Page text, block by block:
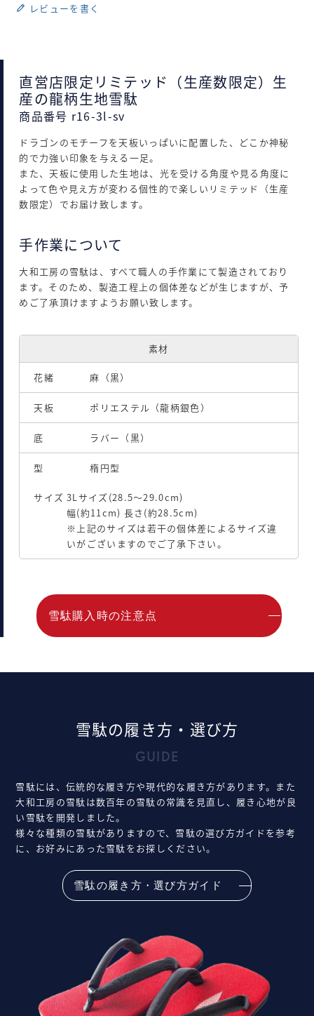
レビューを書く
直営店限定リミテッド（生産数限定）生
産の龍柄生地雪駄
商品番号 r16-3l-sv
ドラゴンのモチーフを天板いっぱいに配置した、どこか神秘
的で力強い印象を与える一足。
また、天板に使用した生地は、光を受ける角度や見る角度に
よって色や見え方が変わる個性的で楽しいリミテッド（生産
数限定）でお届け致します。
手作業について
大和工房の雪駄は、すべて職人の手作業にて製造されており
ます。そのため、製造工程上の個体差などが生じますが、予
めご了承頂けますようお願い致します。
素材
花緒 麻（黒）
天板 ポリエステル（龍柄銀色）
底 ラバー（黒）
型 楕円型
サイズ 3Lサイズ(28.5～29.0cm)
幅(約11cm) 長さ(約28.5cm)
※上記のサイズは若干の個体差によるサイズ違
いがございますのでご了承下さい。
雪駄購入時の注意点
雪駄の履き方・選び方
GUIDE
雪駄には、伝統的な履き方や現代的な履き方があります。また
大和工房の雪駄は数百年の雪駄の常識を見直し、履き心地が良
い雪駄を開発しました。
様々な種類の雪駄がありますので、雪駄の選び方ガイドを参考
に、お好みにあった雪駄をお探しください。
雪駄の履き方・選び方ガイド